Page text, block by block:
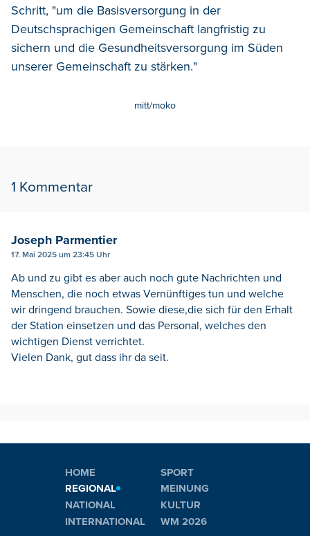
Schritt, "um die Basisversorgung in der
Deutschsprachigen Gemeinschaft langfristig zu
sichern und die Gesundheitsversorgung im Süden
unserer Gemeinschaft zu stärken."
mitt/moko
1 Kommentar
Joseph Parmentier
17. Mai 2025 um 23:45 Uhr
Ab und zu gibt es aber auch noch gute Nachrichten und
Menschen, die noch etwas Vernünftiges tun und welche
wir dringend brauchen. Sowie diese,die sich für den Erhalt
der Station einsetzen und das Personal, welches den
wichtigen Dienst verrichtet.
Vielen Dank, gut dass ihr da seit.
HOME
REGIONAL
NATIONAL
INTERNATIONAL
SPORT
MEINUNG
KULTUR
WM 2026